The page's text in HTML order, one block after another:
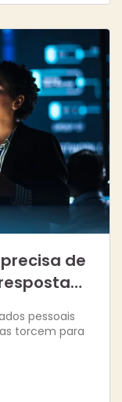
de
pessoais
torcem para